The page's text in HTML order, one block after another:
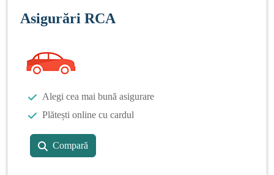
Asigurări RCA
Alegi cea mai bună asigurare
Plătești online cu cardul
Compară